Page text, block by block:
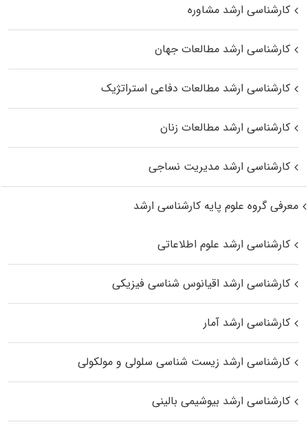
کارشناسی ارشد مشاوره
کارشناسی ارشد مطالعات جهان
کارشناسی ارشد مطالعات دفاعی استراتژیک
کارشناسی ارشد مطالعات زنان
کارشناسی ارشد مدیریت نساجی
معرفی گروه علوم پایه کارشناسی ارشد
کارشناسی ارشد علوم اطلاعاتی
کارشناسی ارشد اقیانوس‌ شناسی فیزیکی
کارشناسی ارشد آمار
کارشناسی ارشد زیست شناسی سلولی و مولکولی
کارشناسی ارشد بیوشیمی بالینی